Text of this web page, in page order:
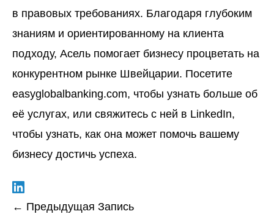
в правовых требованиях. Благодаря глубоким
знаниям и ориентированному на клиента
подходу, Асель помогает бизнесу процветать на
конкурентном рынке Швейцарии. Посетите
easyglobalbanking.com, чтобы узнать больше об
её услугах, или свяжитесь с ней в LinkedIn,
чтобы узнать, как она может помочь вашему
бизнесу достичь успеха.
← Предыдущая Запись